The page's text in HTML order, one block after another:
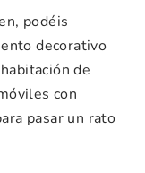
podéis
decorativo
de
con
pasar un rato